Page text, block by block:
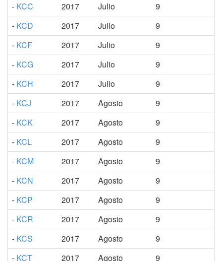
- KCC 2017 Julio
9
- KCD 2017 Julio
9
- KCF 2017 Julio
9
- KCG 2017 Julio
9
- KCH 2017 Julio
9
- KCJ 2017 Agosto
9
- KCK 2017 Agosto
9
- KCL 2017 Agosto
9
- KCM 2017 Agosto
9
- KCN 2017 Agosto
9
- KCP 2017 Agosto
9
- KCR 2017 Agosto
9
- KCS 2017 Agosto
9
- KCT 2017 Agosto
9